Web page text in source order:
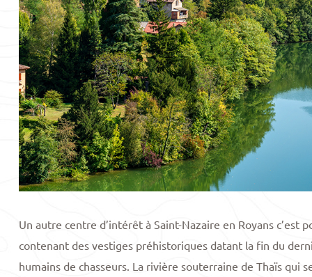
Un autre centre d’intérêt à Saint-Nazaire en Royans
contenant des vestiges préhistoriques datant la fin du
humains de chasseurs. La rivière souterraine de Thaïs qui